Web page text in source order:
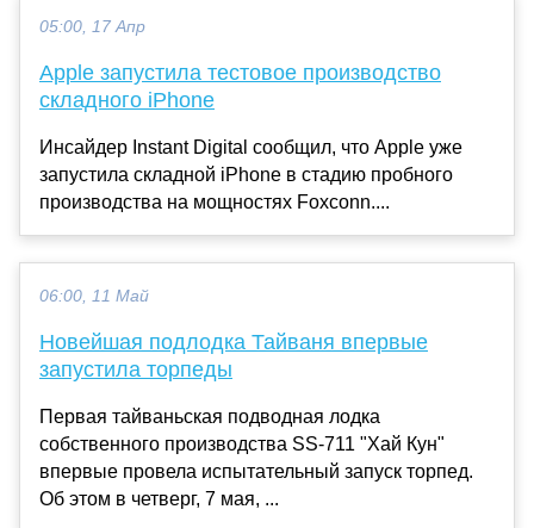
05:00, 17 Апр
Apple запустила тестовое производство
складного iPhone
Инсайдер Instant Digital сообщил, что Apple уже
запустила складной iPhone в стадию пробного
производства на мощностях Foxconn....
06:00, 11 Май
Новейшая подлодка Тайваня впервые
запустила торпеды
Первая тайваньская подводная лодка
собственного производства SS-711 "Хай Кун"
впервые провела испытательный запуск торпед.
Об этом в четверг, 7 мая, ...